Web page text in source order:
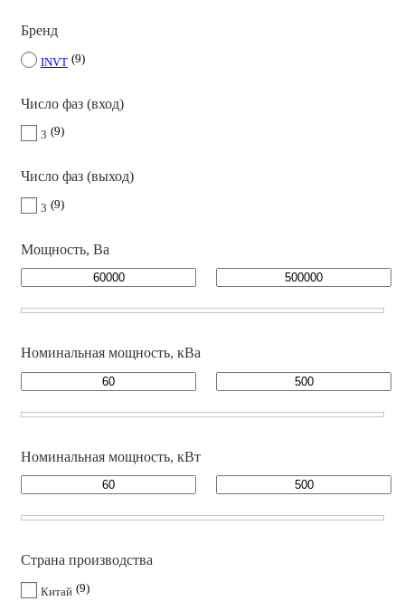
Бренд
INVT 9
Число фаз (вход)
3 9
Число фаз (выход)
3 9
Мощность, Ва
Номинальная мощность, кВа
Номинальная мощность, кВт
Страна производства
Китай 9